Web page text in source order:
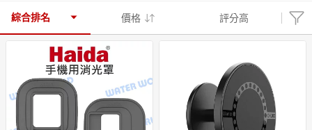
居家生活 3C家電 親子玩具
女裝 男裝 情趣用品
綜合排名 價格 評分高